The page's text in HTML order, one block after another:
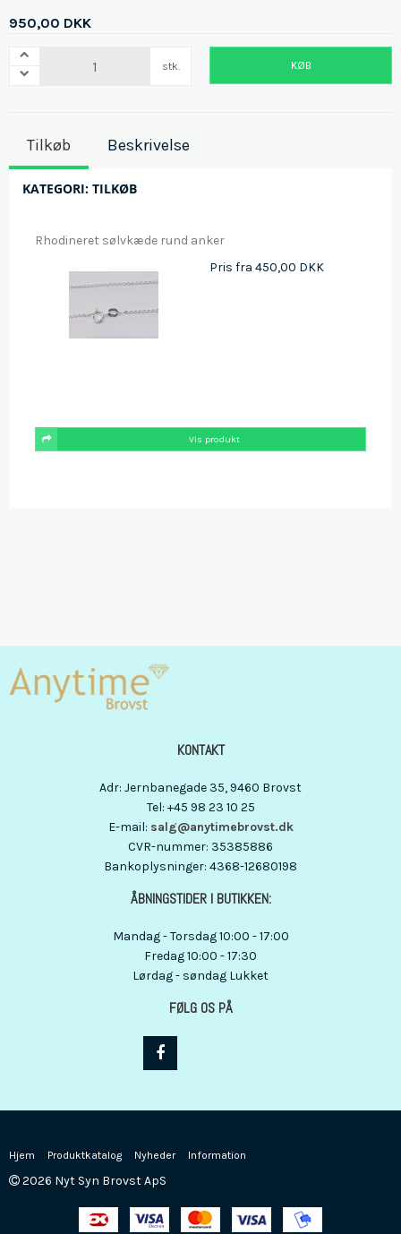
950,00 DKK
stk. KØB
Tilkøb Beskrivelse
KATEGORI: TILKØB
Rhodineret sølvkæde rund anker
Pris fra 450,00 DKK
Vis produkt
KONTAKT
Adr: Jernbanegade 35, 9460 Brovst
Tel: +45 98 23 10 25
E-mail: salg@anytimebrovst.dk
CVR-nummer: 35385886
Bankoplysninger: 4368-12680198
ÅBNINGSTIDER I BUTIKKEN:
Mandag - Torsdag 10:00 - 17:00
Fredag 10:00 - 17:30
Lørdag - søndag Lukket
FØLG OS PÅ
Hjem Produktkatalog Nyheder Information
2026 Nyt Syn Brovst ApS